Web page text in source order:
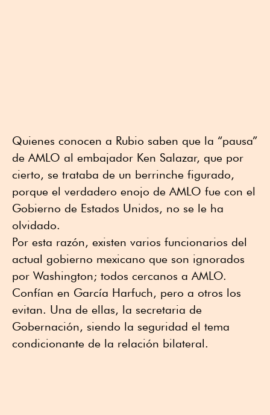
Quienes conocen a Rubio saben que la “pausa”
de AMLO al embajador Ken Salazar, que por
cierto, se trataba de un berrinche figurado,
porque el verdadero enojo de AMLO fue con el
Gobierno de Estados Unidos, no se le ha
olvidado.
Por esta razón, existen varios funcionarios del
actual gobierno mexicano que son ignorados
por Washington; todos cercanos a AMLO.
Confían en García Harfuch, pero a otros los
evitan. Una de ellas, la secretaria de
Gobernación, siendo la seguridad el tema
condicionante de la relación bilateral.